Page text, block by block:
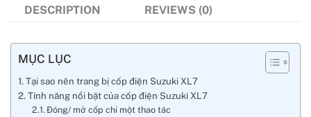
DESCRIPTION REVIEWS (0)
MỤC LỤC
Tại sao nên trang bị cốp điện Suzuki XL7
Tính năng nổi bật của cốp điện Suzuki XL7
Đóng/ mở cốp chỉ một thao tác